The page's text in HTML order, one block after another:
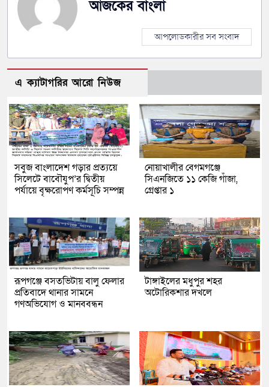
আজকের বাংলা
আপলোডকারীর সব সংবাদ
এ ক্যাটাগরির আরো নিউজ
সবুজ বাংলাদেশ গড়ার প্রত্যয়ে
সিলেটে বাবৌযুপ’র দ্বিতীয়
পর্যায়ে বৃক্ষরোপণ কর্মসূচি সম্পন্ন
নোয়াখালীর বেগমগঞ্জে
সিএনজিতে ১১ কেজি গাঁজা,
গ্রেপ্তার ১
রূপগঞ্জে বসতভিটায় বালু ফেলার
প্রতিবাদে থানার সামনে
গণঅভিযোগ ও মানববন্ধন
টাঙ্গাইলের মধুপুর শহর
অটোরিকশার দখলে